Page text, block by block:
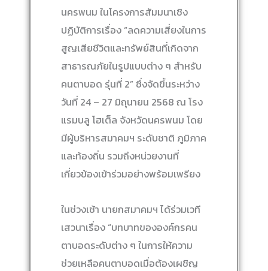
นครพนม ในโครงการสัมมนาเชิง
ปฏิบัติการเรื่อง “ลดความเสี่ยงในการ
สูญเสียชีวิตและทรัพย์สินที่เกิดจาก
สาธารณภัยในรูปแบบต่าง ๆ สำหรับ
คนตาบอด รุ่นที่ 2” ซึ่งจัดขึ้นระหว่าง
วันที่ 24 – 27 มิถุนายน 2568 ณ โรง
แรมบลู โฮเต็ล จังหวัดนครพนม โดย
มีผู้บริหารสมาคมฯ ระดับชาติ ภูมิภาค
และท้องถิ่น รวมถึงหน่วยงานที่
เกี่ยวข้องเข้าร่วมอย่างพร้อมเพรียง
ในช่วงเช้า นายกสมาคมฯ ได้ร่วมเวที
เสวนาเรื่อง “บทบาทขององค์กรคน
ตาบอดระดับต่าง ๆ ในการให้ความ
ช่วยเหลือคนตาบอดเมื่อต้องเผชิญ